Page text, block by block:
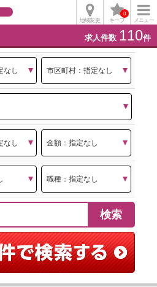
メニュー
キープ
0
地域変更
求人件数 110件